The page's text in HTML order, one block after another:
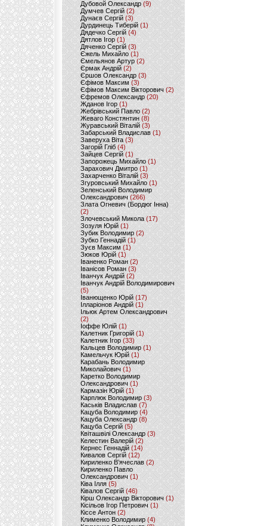
Дубовой Олександр(9)
Думчев Сергій (2)
Дунаєв Сергій(3)
Дурдинець Тиберій (1)
Дядечко Сергій (4)
Дятлов Ігор (1)
Дяченко Сергій (3)
Єжель Михайло (1)
Ємельянов Артур (2)
Єрмак Андрій (2)
Єршов Олександр (3)
Єфімов Максим (3)
Єфімов Максим Вікторович (2)
Єфремов Олександр (20)
Жданов Ігор (1)
Жебрівський Павло (2)
Жеваго Констянтин (8)
Журавський Віталій (3)
Забарський Владислав (1)
Заверуха Віта (3)
Загорій Гліб (4)
Зайцев Сергій(1)
Запорожець Михайло (1)
Зарахович Дмитро (1)
Захарченко Віталій (3)
Згуровський Михайло (1)
Зеленський Володимир
Олександрович (266)
Злата Огневич (Бордюг Інна)
(2)
Злочевський Микола(17)
Зозуля Юрій (1)
Зубик Володимир (2)
Зубко Геннадій (1)
Зуєв Максим(1)
Зюков Юрій (1)
Іваненко Роман (2)
Іванісов Роман (3)
Іванчук Андрій(2)
Іванчук Андрій Володимирович
(5)
Іванющенко Юрій (17)
Ілларіонов Андрій (1)
Ільюк Артем Олександрович
(2)
Іоффе Юлій (1)
Калетник Григорій(1)
Калетник Ігор (33)
Кальцев Володимир(1)
Камельчук Юрій (1)
Карабань Володимир
Миколайович (1)
Каретко Володимир
Олександрович (1)
Кармазін Юрій(1)
Карплюк Володимир(3)
Каськів Владислав (7)
Кацуба Володимир (4)
Кацуба Олександр (8)
Кацуба Сергій (5)
Квіташвілі Олександр(3)
Келестин Валерій(2)
Кернес Геннадій (14)
Кивалов Сергій (12)
Кириленко В’ячеслав (2)
Кириленко Павло
Олександрович (1)
Ківа Ілля (5)
Ківалов Сергій(46)
Кірш Олександр Вікторович (1)
Кісільов Ігор Петрович (1)
Кіссе Антон (2)
Клименко Володимир(4)